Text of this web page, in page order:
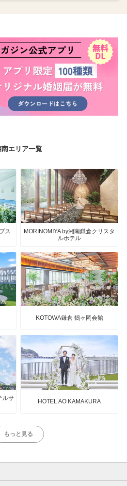
南エリア一覧
ス
MORINOMIYA by湘南鎌倉クリスタ
ルホテル
KOTOWA鎌倉 鶴ヶ岡会館
ルサ
HOTEL AO KAMAKURA
もっと見る